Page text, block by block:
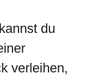
du
verleihen,